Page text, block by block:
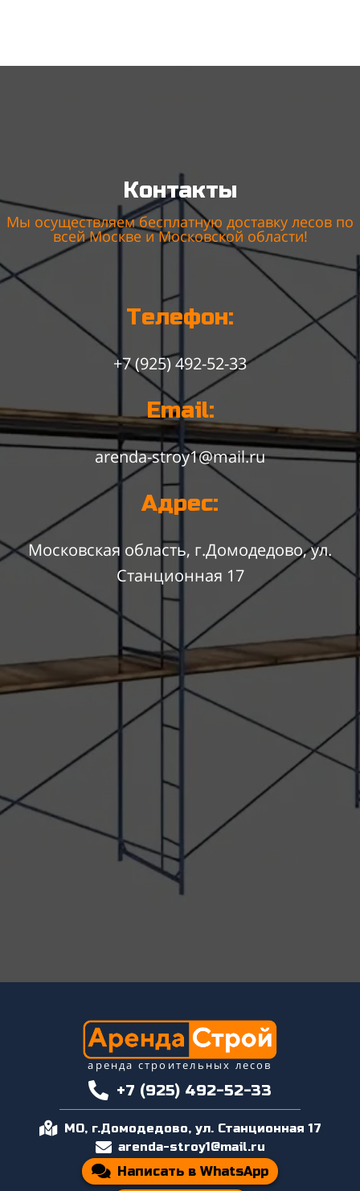
Контакты
Мы осуществляем бесплатную доставку лесов по
всей Москве и Московской области!
Телефон:
+7 (925) 492-52-33
Email:
arenda-stroy1@mail.ru
Адрес:
Московская область, г.Домодедово, ул.
Станционная 17
аренда строительных лесов
+7 (925) 492-52-33
МО, г.Домодедово, ул. Станционная 17
arenda-stroy1@mail.ru
Написать в WhatsApp